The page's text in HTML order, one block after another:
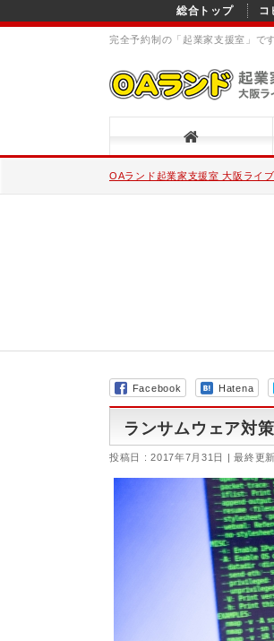
総合トップ コ
完全予約制の「起業家支援室」で
OAランド起業家支援室 大阪ライ
Facebook Hatena
ランサムウェア対
投稿日 : 2017年7月31日 最終更